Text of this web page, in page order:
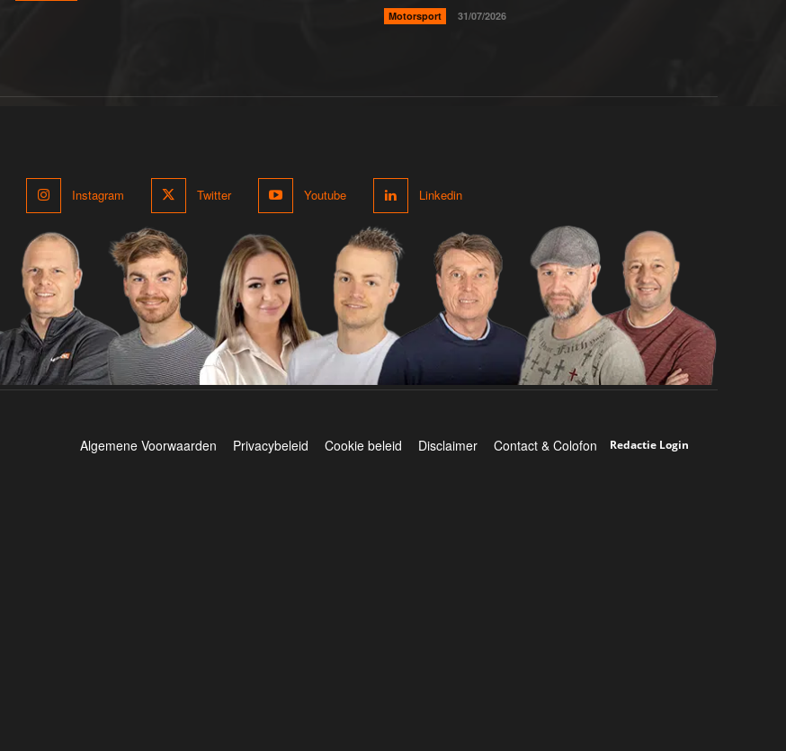
Motorsport 31/07/2026
Instagram Twitter Youtube Linkedin
Algemene Voorwaarden Privacybeleid Cookie beleid Disclaimer Contact & Colofon Redactie Login